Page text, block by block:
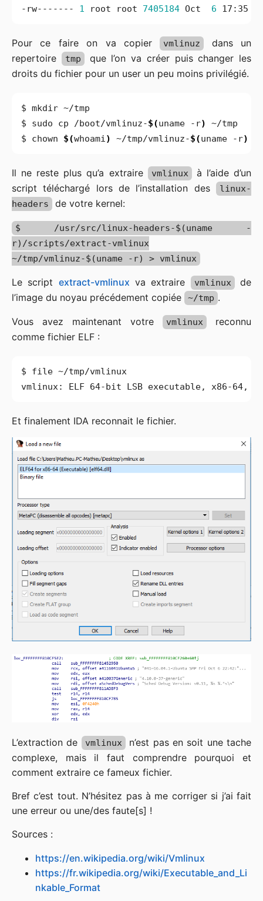
-rw------- 1 root root 7405184 Oct 6
Pour ce faire on va copier vmlinuz
dans un
repertoire
tmp
que l’on va créer puis changer les
droits du fichier pour un user un peu moins privilégié.
$ sudo cp /boot/vmlinuz-$(uname -r)
$ chown $(whoami) ~/tmp/vmlinuz-$(uname -r)
Il ne reste plus qu’a extraire vmlinux
à l’aide d’un
script téléchargé lors de l’installation des
linux-
headers
de votre kernel:
$ /usr/src/linux-headers-$(uname -
r)/scripts/extract-vmlinux
~/tmp/vmlinuz-$(uname -r) > vmlinux
Le script extract-vmlinux va extraire vmlinux
de
l’image du noyau précédement copiée
~/tmp .
Vous avez maintenant votre vmlinux
reconnu
comme fichier ELF :
vmlinux: ELF 64-bit LSB executable, x86-64,
Et finalement IDA reconnait le fichier.
L’extraction de vmlinux
n’est pas en soit une tache
complexe, mais il faut comprendre pourquoi et
comment extraire ce fameux fichier.
Bref c’est tout. N’hésitez pas à me corriger si j’ai fait
une erreur ou une/des faute[s] !
Sources :
https://en.wikipedia.org/wiki/Vmlinux
https://fr.wikipedia.org/wiki/Executable_and_Li
nkable_Format